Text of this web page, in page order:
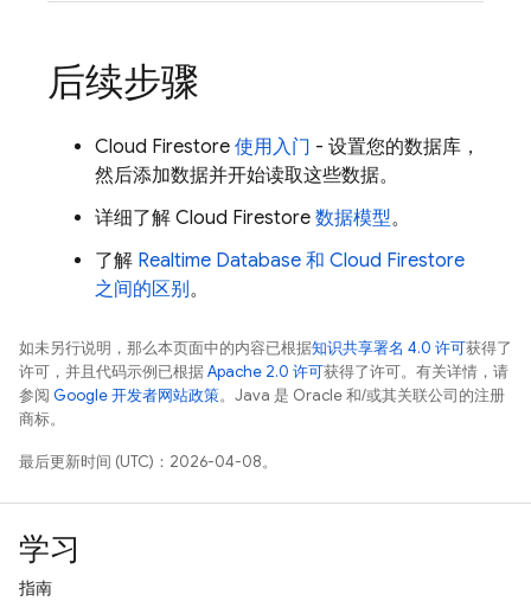
后续步骤
Cloud Firestore 使用入门 - 设置您的数据库，
然后添加数据并开始读取这些数据。
详细了解 Cloud Firestore 数据模型。
了解 Realtime Database 和 Cloud Firestore
之间的区别。
如未另行说明，那么本页面中的内容已根据知识共享署名 4.0 许可获得了
许可，并且代码示例已根据Apache 2.0 许可获得了许可。有关详情，请
参阅 Google 开发者网站政策。Java 是 Oracle 和/或其关联公司的注册
商标。
最后更新时间 (UTC)：2026-04-08。
学习
指南